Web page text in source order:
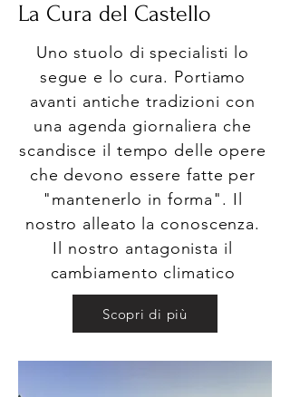
La Cura del Castello
Uno stuolo di specialisti lo
segue e lo cura. Portiamo
avanti antiche tradizioni con
una agenda giornaliera che
scandisce il tempo delle opere
che devono essere fatte per
"mantenerlo in forma". Il
nostro alleato la conoscenza.
Il nostro antagonista il
cambiamento climatico
Scopri di più